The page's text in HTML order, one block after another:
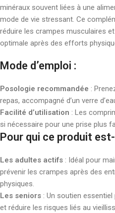
minéraux souvent liées à une
mode de vie stressant. Ce
réduire les crampes musculaires
optimale après des efforts
Mode d’emploi :
Posologie recommandée :
repas, accompagné d’un verre
Facilité d’utilisation : Les
si nécessaire pour une prise plus
Pour qui ce produit
Les adultes actifs : Idéal pour
prévenir les crampes après des
physiques.
Les seniors : Un soutien
et réduire les risques liés au